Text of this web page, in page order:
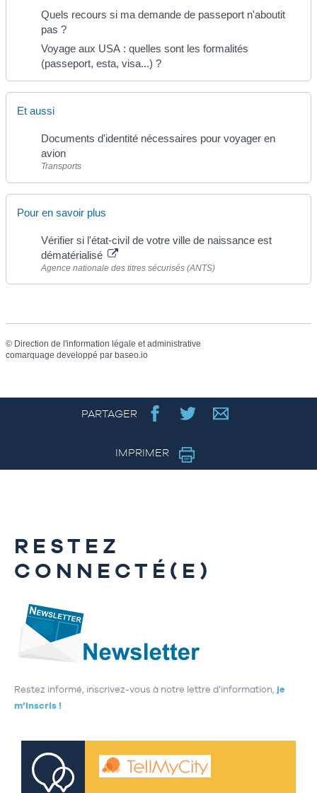
Quels recours si ma demande de passeport n'aboutit
pas ?
Voyage aux USA : quelles sont les formalités
(passeport, esta, visa...) ?
Et aussi
Documents d'identité nécessaires pour voyager en
avion
Transports
Pour en savoir plus
Vérifier si l'état-civil de votre ville de naissance est
dématérialisé
Agence nationale des titres sécurisés (ANTS)
© Direction de l'information légale et administrative
comarquage developpé par baseo.io
PARTAGER
IMPRIMER
RESTEZ
CONNECTÉ(E)
Restez informé, inscrivez-vous à notre lettre d’information, je
m’inscris !